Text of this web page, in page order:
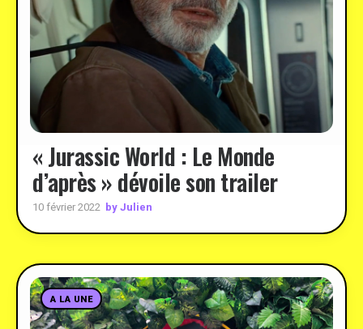
« Jurassic World : Le Monde
d’après » dévoile son trailer
10 février 2022 by Julien
A LA UNE